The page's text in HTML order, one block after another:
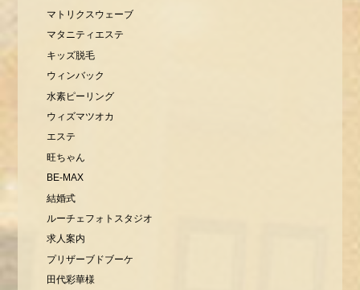
マトリクスウェーブ
マタニティエステ
キッズ脱毛
ウィンバック
水素ピーリング
ウィズマツオカ
エステ
旺ちゃん
BE-MAX
結婚式
ルーチェフォトスタジオ
求人案内
プリザーブドブーケ
田代彩華様